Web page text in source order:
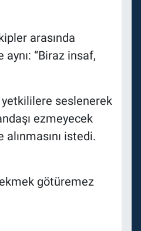
arasında
“Biraz insaf,
yetkililere seslenerek
ezmeyecek
istedi.
götüremez